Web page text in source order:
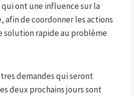
ont une influence sur la
afin de coordonner les actions
solution rapide au problème
demandes qui seront
deux prochains jours sont